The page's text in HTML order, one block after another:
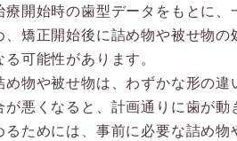
療開始時の歯型データをもとに
矯正開始後に詰め物や被せ物
可能性があります。
物や被せ物は、わずかな形の
悪くなると、計画通りに歯が動
ためには、事前に必要な詰め